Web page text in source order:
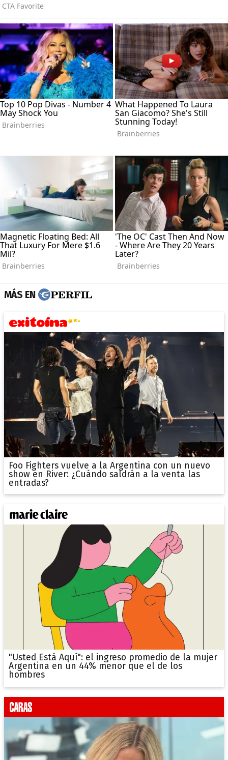
MÁS EN
Foo Fighters vuelve a la Argentina con un nuevo
show en River: ¿Cuándo saldrán a la venta las
entradas?
"Usted Está Aquí": el ingreso promedio de la mujer
Argentina en un 44% menor que el de los
hombres